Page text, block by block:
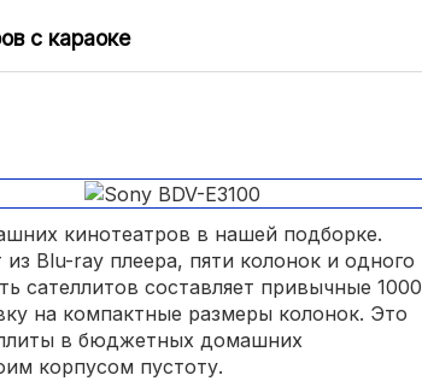
с караоке
кинотеатров в нашей подборке.
Blu-ray плеера, пяти колонок и одного
сателлитов составляет привычные 1000
на компактные размеры колонок. Это
в бюджетных домашних
корпусом пустоту.